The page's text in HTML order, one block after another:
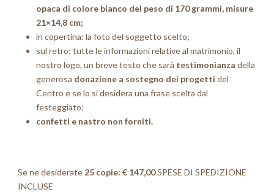
opaca di colore bianco del peso di 170 grammi, misure
21×14,8 cm;
in copertina: la foto del soggetto scelto;
sul retro: tutte le informazioni relative al matrimonio, il
nostro logo, un breve testo che sarà testimonianza della
generosa donazione a sostegno dei progetti del
Centro e se lo si desidera una frase scelta dal
festeggiato;
confetti e nastro non forniti.
Se ne desiderate 25 copie: € 147,00SPESE DI SPEDIZIONE
INCLUSE